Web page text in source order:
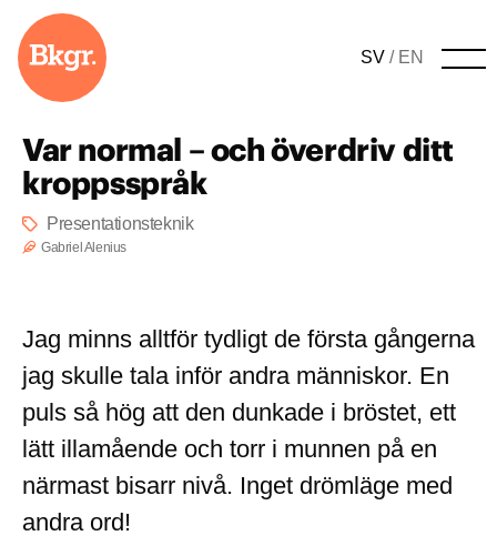
SV / EN
Hem
Presentationer
Contentproduktion
Utbildningar
Kundcase
Blogg
Kontakt
Var normal – och överdriv ditt
kroppsspråk
Presentationsteknik
Gabriel Alenius
Jag minns alltför tydligt de första gångerna
jag skulle tala inför andra människor. En
puls så hög att den dunkade i bröstet, ett
lätt illamående och torr i munnen på en
närmast bisarr nivå. Inget drömläge med
andra ord!